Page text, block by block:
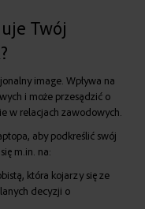
Twój
image. Wpływa na
i może przesądzić o
w relacjach zawodowych.
aby podkreślić swój
m.in. na:
która kojarzy się ze
decyzji o